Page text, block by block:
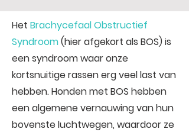
Het Brachycefaal Obstructief
Syndroom(hier afgekort als BOS) is
een syndroom waar onze
kortsnuitige rassen erg veel last van
hebben. Honden met BOS hebben
een algemene vernauwing van hun
bovenste luchtwegen, waardoor ze